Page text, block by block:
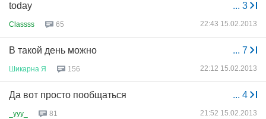
... 3
today
Classss 65 22:43 15.02.2013
... 7
В такой день можно
Шикарна Я 156 22:12 15.02.2013
... 4
Да вот просто пообщаться
_yyy_ 81 21:52 15.02.2013